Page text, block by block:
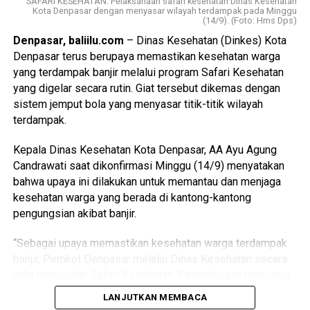
Imunisasi Dasar Lengkap (IDL).
Selain dari sisi kenyamanan, vaksin kombinasi ini juga
menjadi langkah strategis untuk menutup kesenjangan
cakupan imunisasi yang sebelumnya kerap muncul antara
vaksin Pentavalen dan Polio injeksi.
“Dengan dijadikan satu dosis Heksavalen, cakupannya
akan sama. Ini langkah penting agar semua bayi mendapat
perlindungan penuh,” jelas dr. Sebawa.
Dari sisi pelaksanaan, pihaknya menambahkan efisiensi
juga dirasakan oleh tenaga kesehatan. Pemberian vaksin
kini lebih praktis dan efektif, sehingga pelayanan dapat
dioptimalkan di berbagai fasilitas kesehatan mulai dari
puskesmas, klinik, bidan praktik mandiri, hingga posyandu.
Koster Dukung Acara Naker Tanggap Covid 2020
Kota Denpasar dengan menyasar wilayah terdampak pada Minggu
(14/9). (Foto: Hms Dps)
Denpasar, baliilu.com – Dinas Kesehatan (Dinkes) Kota
Denpasar terus berupaya memastikan kesehatan warga
yang terdampak banjir melalui program Safari Kesehatan
yang digelar secara rutin. Giat tersebut dikemas dengan
sistem jemput bola yang menyasar titik-titik wilayah
terdampak.
Kepala Dinas Kesehatan Kota Denpasar, AA Ayu Agung
Candrawati saat dikonfirmasi Minggu (14/9) menyatakan
bahwa upaya ini dilakukan untuk memantau dan menjaga
kesehatan warga yang berada di kantong-kantong
pengungsian akibat banjir.
“Sebagai upaya memastikan kesehatan warga terdampak
kantong-kantong pengungsian, dengan menerjunkan Tim
Kesehatan Puskesmas yang mewilayahi,” kata Agung
LANJUTKAN MEMBACA